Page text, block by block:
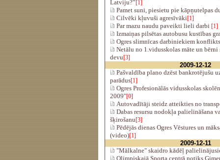
Latviju?”[1]
Pamet suni, piesietu pie kāpņutelpas
Cilvēki kļuvuši agresīvāki[1]
Par mazu naudu paveikti lieli darbi [1]
Izmaiņas pilsētas autobusu kustības
Ogres slimnīcas darbiniekiem
Netālu no 1.vidusskolas māte un bērni
devu[3]
2009-12-12
Pašvaldība plano dzēst bankrotējušu
parādus[1]
Ogres Profesionālās vidusskolas
2009"[0]
Autovadītāji steidz atteikties no
Dabas resursu nodokļa palielināšana
šķirošanu[3]
Pēdējās dienas Ogres Vēstures un
(video)[1]
2009-12-11
"Mālkalne" skaidro kādēļ
Olimpiskajā Sporta centrā notiks